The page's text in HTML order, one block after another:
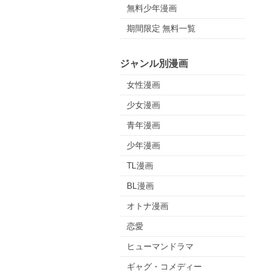
無料少年漫画
期間限定 無料一覧
ジャンル別漫画
女性漫画
少女漫画
青年漫画
少年漫画
TL漫画
BL漫画
オトナ漫画
恋愛
ヒューマンドラマ
ギャグ・コメディー